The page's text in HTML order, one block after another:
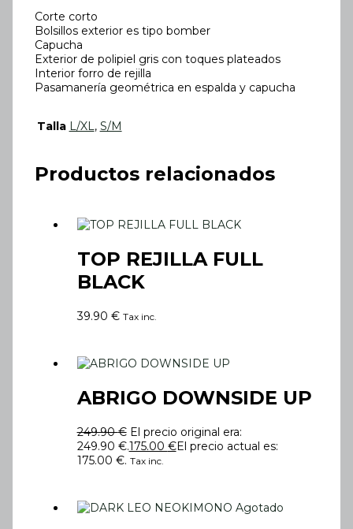
Corte corto
Bolsillos exterior es tipo bomber
Capucha
Exterior de polipiel gris con toques plateados
Interior forro de rejilla
Pasamanería geométrica en espalda y capucha
Talla L/XL, S/M
Productos relacionados
TOP REJILLA FULL
BLACK
39.90 € Tax inc.
ABRIGO DOWNSIDE UP
249.90€ El precio original era:
249.90 €.175.00 €El precio actual es:
175.00 €. Tax inc.
Agotado